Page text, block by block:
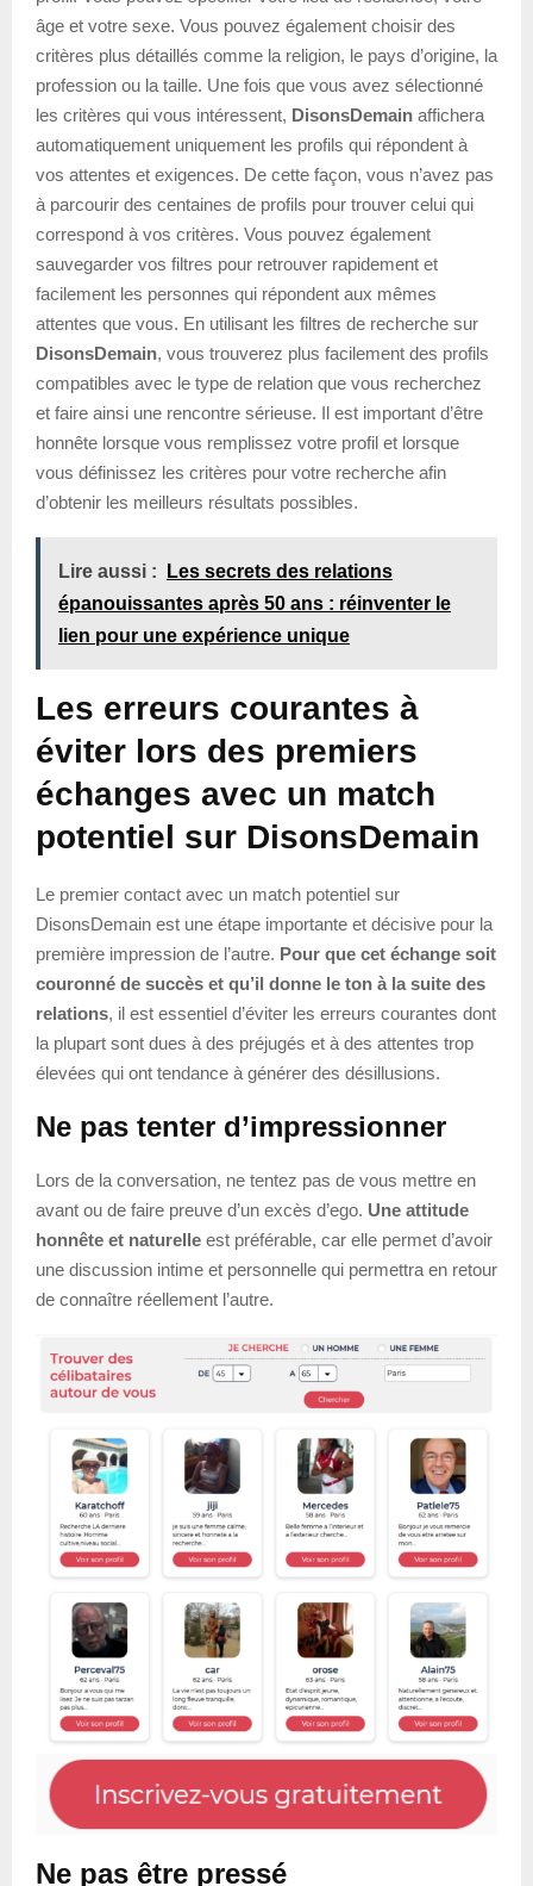
âge et votre sexe. Vous pouvez également choisir des
critères plus détaillés comme la religion, le pays d’origine, la
profession ou la taille. Une fois que vous avez sélectionné
les critères qui vous intéressent, DisonsDemain affichera
automatiquement uniquement les profils qui répondent à
vos attentes et exigences. De cette façon, vous n’avez pas
à parcourir des centaines de profils pour trouver celui qui
correspond à vos critères. Vous pouvez également
sauvegarder vos filtres pour retrouver rapidement et
facilement les personnes qui répondent aux mêmes
attentes que vous. En utilisant les filtres de recherche sur
DisonsDemain, vous trouverez plus facilement des profils
compatibles avec le type de relation que vous recherchez
et faire ainsi une rencontre sérieuse. Il est important d’être
honnête lorsque vous remplissez votre profil et lorsque
vous définissez les critères pour votre recherche afin
d’obtenir les meilleurs résultats possibles.
Lire aussi :
Les secrets des relations
épanouissantes après 50 ans : réinventer le
lien pour une expérience unique
Les erreurs courantes à
éviter lors des premiers
échanges avec un match
potentiel sur DisonsDemain
Le premier contact avec un match potentiel sur
DisonsDemain est une étape importante et décisive pour la
première impression de l’autre. Pour que cet échange soit
couronné de succès et qu’il donne le ton à la suite des
relations, il est essentiel d’éviter les erreurs courantes dont
la plupart sont dues à des préjugés et à des attentes trop
élevées qui ont tendance à générer des désillusions.
Ne pas tenter d’impressionner
Lors de la conversation, ne tentez pas de vous mettre en
avant ou de faire preuve d’un excès d’ego. Une attitude
honnête et naturelle est préférable, car elle permet d’avoir
une discussion intime et personnelle qui permettra en retour
de connaître réellement l’autre.
Ne pas être pressé